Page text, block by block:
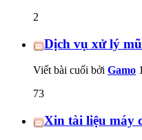
2
Dịch vụ xử lý
Viết bài cuối bởi Gamo
73
Xin tài liệu máy